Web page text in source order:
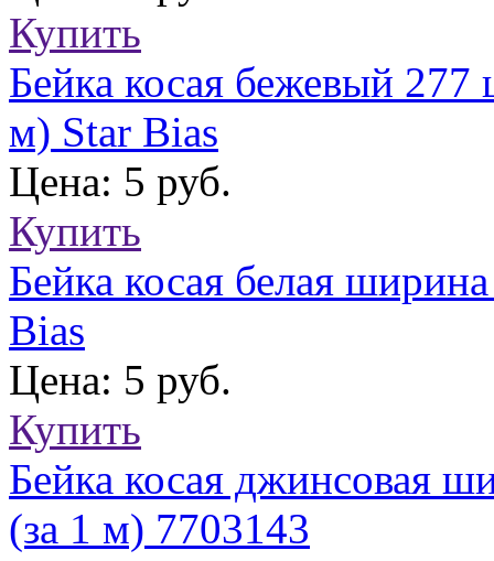
Купить
Бейка косая бежевый
м) Star Bias
Цена: 5 руб.
Купить
Бейка косая белая
Bias
Цена: 5 руб.
Купить
Бейка косая джинсовая
(за 1 м) 7703143